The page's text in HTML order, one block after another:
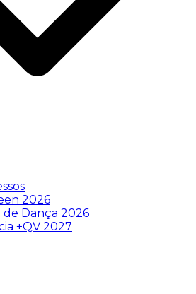
2026
de Dança 2026
+QV 2027